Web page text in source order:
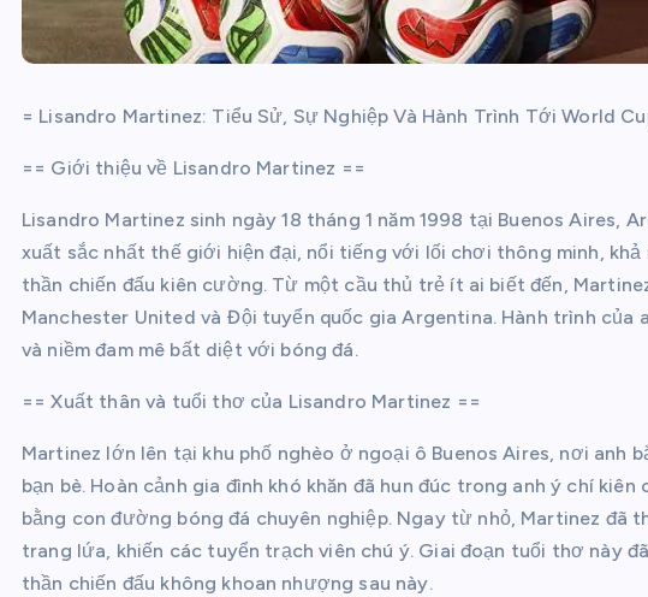
= Lisandro Martinez: Tiểu Sử, Sự Nghiệp Và Hành Trình Tới World
== Giới thiệu về Lisandro Martinez ==
Lisandro Martinez sinh ngày 18 tháng 1 năm 1998 tại Buenos Aires,
xuất sắc nhất thế giới hiện đại, nổi tiếng với lối chơi thông minh, khả
thần chiến đấu kiên cường. Từ một cầu thủ trẻ ít ai biết đến,
Manchester United và Đội tuyển quốc gia Argentina. Hành trình của
và niềm đam mê bất diệt với bóng đá.
== Xuất thân và tuổi thơ của Lisandro Martinez ==
Martinez lớn lên tại khu phố nghèo ở ngoại ô Buenos Aires, nơi anh
bạn bè. Hoàn cảnh gia đình khó khăn đã hun đúc trong anh ý chí
bằng con đường bóng đá chuyên nghiệp. Ngay từ nhỏ, Martinez đã
trang lứa, khiến các tuyển trạch viên chú ý. Giai đoạn tuổi thơ này
thần chiến đấu không khoan nhượng sau này.